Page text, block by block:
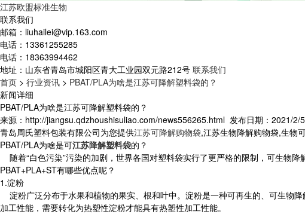
江苏欧盟标准生物
联系我们
邮箱： liuhailei@vip.163.com
电话： 13361255285
电话： 18363994462
地址： 山东省青岛市城阳区青大工业园双元路212号 联系我们
首页 > 行业资讯 > PBAT/PLA为啥是江苏可降解塑料袋的？
新闻详细
PBAT/PLA为啥是江苏可降解塑料袋的？
来源：http://jiangsu.qdzhoushisuliao.com/news556265.html 发布日期：2021/2/
青岛周氏塑料包装有限公司为您提供江苏可降解购物袋,江苏生物降解购物袋,生物
PBAT/PLA为啥是可江苏降解塑料袋的？
随着“白色污染”污染的加剧，世界各国对塑料袋实行了更严格的限制，可生物
PBAT+PLA+ST有哪些优点呢？
1.淀粉
淀粉广泛分布于水果和植物的果实、根和叶中。淀粉是一种可再生的、可生物
加工性能，需要转化为热塑性淀粉才能具有热塑性加工性能。